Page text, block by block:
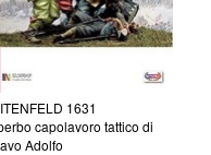
1631
capolavoro tattico di
Adolfo